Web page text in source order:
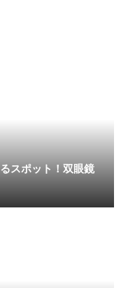
スポット！双眼鏡